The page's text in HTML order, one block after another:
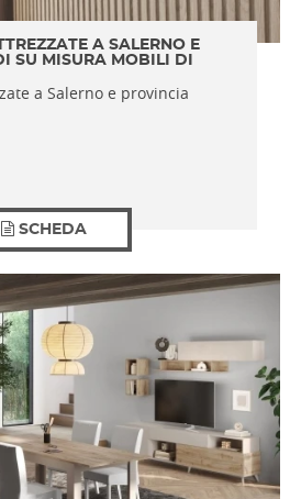
A SALERNO E
SU MISURA MOBILI DI
a Salerno e provincia
SCHEDA